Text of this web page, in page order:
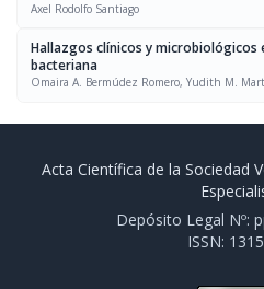
Axel Rodolfo Santiago
Hallazgos clínicos y microbiológicos
bacteriana
Omaira A. Bermúdez Romero, Yudith M.
Acta Científica de la Sociedad
Depósito Legal Nº:
ISSN: